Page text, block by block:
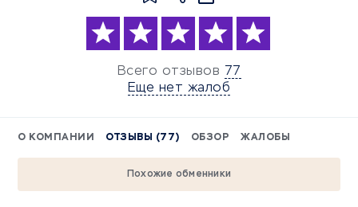
Всего отзывов 77
Еще нет жалоб
О КОМПАНИИ ОТЗЫВЫ (77) ОБЗОР ЖАЛОБЫ
Похожие обменники